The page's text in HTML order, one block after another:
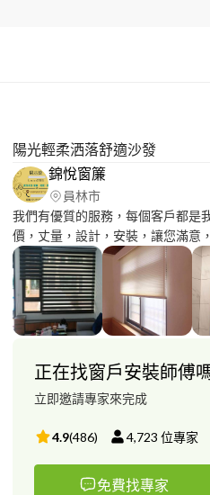
陽光輕柔洒落舒適沙發
錦悅窗簾
員林市
我們有優質的服務，每個客戶都是
價，丈量，設計，安裝，讓您滿意
電預約訂製，小*********。
正在找窗戶安裝師傅
立即邀請專家來完成
4.9(486) 4,723 位專家
免費找專家